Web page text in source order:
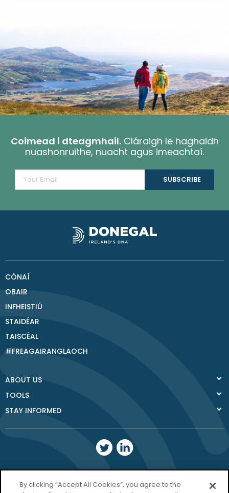
Coimead i dteagmhail.Cláraigh le haghaidh
nuashonruithe, nuacht agus imeachtaí.
CÓNAÍ
OBAIR
INFHEISTIÚ
STAIDÉAR
TAISCÉAL
#FREAGAIRANGLAOCH
ABOUT US
TOOLS
STAY INFORMED
Council
By clicking “Accept All Cookies”, you agree to the